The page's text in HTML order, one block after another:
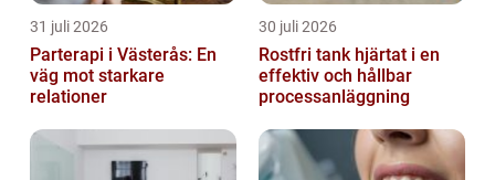
31 juli 2026
Parterapi i Västerås: En
väg mot starkare
relationer
30 juli 2026
Rostfri tank hjärtat i en
effektiv och hållbar
processanläggning